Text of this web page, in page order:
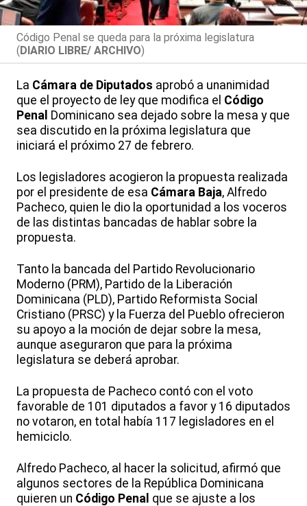
Código Penal se queda para la próxima legislatura
(DIARIO LIBRE/ ARCHIVO)
La Cámara de Diputados aprobó a unanimidad
que el proyecto de ley que modifica el Código
Penal Dominicano sea dejado sobre la mesa y que
sea discutido en la próxima legislatura que
iniciará el próximo 27 de febrero.
Los legisladores acogieron la propuesta realizada
por el presidente de esa Cámara Baja, Alfredo
Pacheco, quien le dio la oportunidad a los voceros
de las distintas bancadas de hablar sobre la
propuesta.
Tanto la bancada del Partido Revolucionario
Moderno (PRM), Partido de la Liberación
Dominicana (PLD), Partido Reformista Social
Cristiano (PRSC) y la Fuerza del Pueblo ofrecieron
su apoyo a la moción de dejar sobre la mesa,
aunque aseguraron que para la próxima
legislatura se deberá aprobar.
La propuesta de Pacheco contó con el voto
favorable de 101 diputados a favor y 16 diputados
no votaron, en total había 117 legisladores en el
hemiciclo.
Alfredo Pacheco, al hacer la solicitud, afirmó que
algunos sectores de la República Dominicana
quieren un Código Penal que se ajuste a los